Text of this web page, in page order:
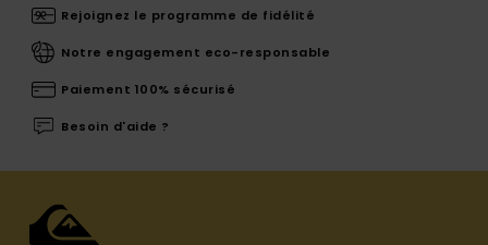
Rejoignez le programme de fidélité
Notre engagement eco-responsable
Paiement 100% sécurisé
Besoin d'aide ?